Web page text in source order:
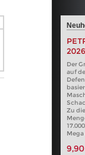
2026
Der
auf
Zu